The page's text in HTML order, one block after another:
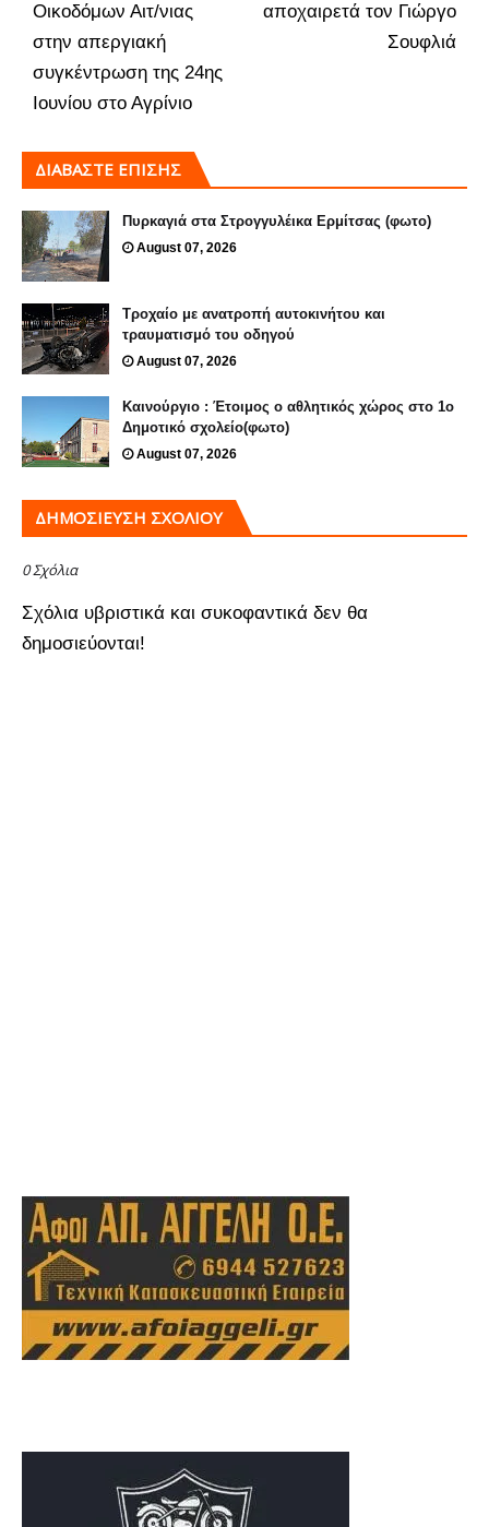
αποχαιρετά τον Γιώργο
Σουφλιά
Οικοδόμων Αιτ/νιας
στην απεργιακή
συγκέντρωση της 24ης
Ιουνίου στο Αγρίνιο
ΔΙΑΒΑΣΤΕ ΕΠΙΣΗΣ
Πυρκαγιά στα Στρογγυλέικα Ερμίτσας (φωτο)
August 07, 2026
Τροχαίο με ανατροπή αυτοκινήτου και
τραυματισμό του οδηγού
August 07, 2026
Καινούργιο : Έτοιμος ο αθλητικός χώρος στο 1ο
Δημοτικό σχολείο(φωτο)
August 07, 2026
ΔΗΜΟΣΊΕΥΣΗ ΣΧΟΛΊΟΥ
0 Σχόλια
Σχόλια υβριστικά και συκοφαντικά δεν θα
δημοσιεύονται!